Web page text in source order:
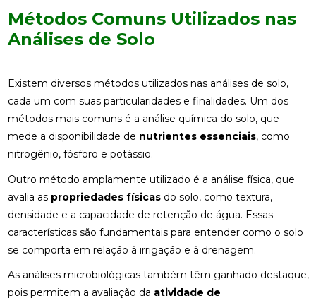
Métodos Comuns Utilizados nas
Análises de Solo
Existem diversos métodos utilizados nas análises de solo,
cada um com suas particularidades e finalidades. Um dos
métodos mais comuns é a análise química do solo, que
mede a disponibilidade de nutrientes essenciais, como
nitrogênio, fósforo e potássio.
Outro método amplamente utilizado é a análise física, que
avalia as propriedades físicasdo solo, como textura,
densidade e a capacidade de retenção de água. Essas
características são fundamentais para entender como o solo
se comporta em relação à irrigação e à drenagem.
As análises microbiológicas também têm ganhado destaque,
pois permitem a avaliação da atividade de